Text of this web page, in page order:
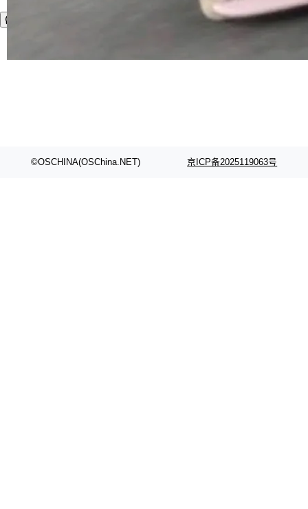
务逻辑等关键信息往往分散于数十乃至数百个文
件之中，形成高度复杂的知识关联网络。传统的
©OSCHINA(OSChina.NET) 京ICP备2025119063号